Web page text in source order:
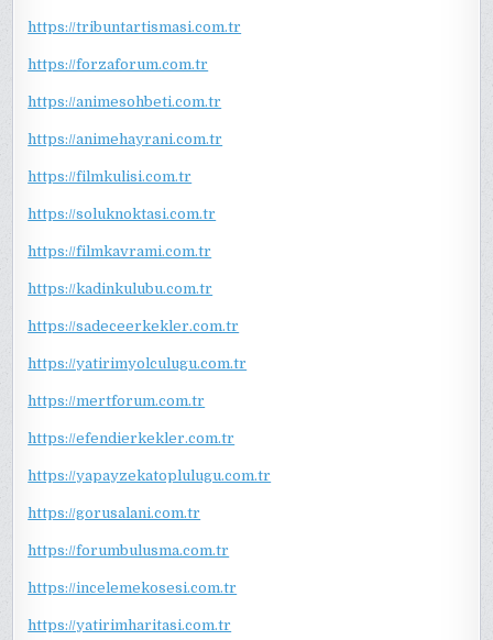
https://tribuntartismasi.com.tr
https://forzaforum.com.tr
https://animesohbeti.com.tr
https://animehayrani.com.tr
https://filmkulisi.com.tr
https://soluknoktasi.com.tr
https://filmkavrami.com.tr
https://kadinkulubu.com.tr
https://sadeceerkekler.com.tr
https://yatirimyolculugu.com.tr
https://mertforum.com.tr
https://efendierkekler.com.tr
https://yapayzekatoplulugu.com.tr
https://gorusalani.com.tr
https://forumbulusma.com.tr
https://incelemekosesi.com.tr
https://yatirimharitasi.com.tr